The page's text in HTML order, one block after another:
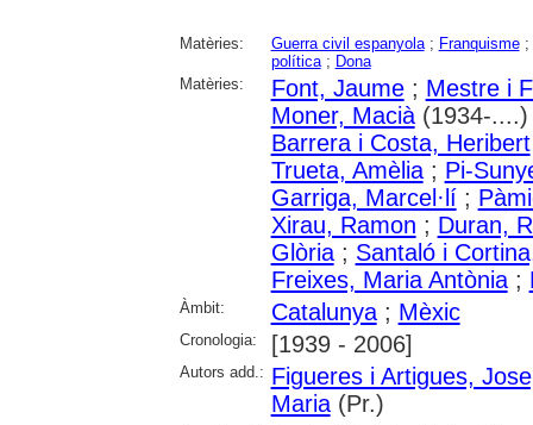
Matèries: Guerra civil espanyola; Franquisme;
política; Dona
Matèries:
Font, Jaume; Mestre i
Moner, Macià(1934-
Barrera i Costa, Heribert
Trueta, Amèlia; Pi-
Garriga, Marcel·lí;
Xirau, Ramon ; Duran,
Glòria; Santaló i
Freixes, Maria Antònia;
Àmbit: Catalunya; Mèxic
Cronologia: [1939 - 2006]
Autors add.: Figueres i Artigues,
Maria(Pr.)